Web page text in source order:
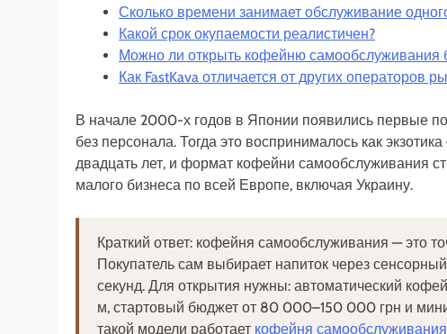
Сколько времени занимает обслуживание
Какой срок окупаемости реалистичен?
Можно ли открыть кофейню самообслуживания
Как FastKava отличается от других операторов
В начале 2000-х годов в Японии появились первые
без персонала. Тогда это воспринималось как
двадцать лет, и формат кофейни самообслуживания
малого бизнеса по всей Европе, включая Украину.
Краткий ответ: кофейня самообслуживания — это
Покупатель сам выбирает напиток через
секунд. Для открытия нужны: автоматический
м, стартовый бюджет от 80 000–150 000 грн и
такой модели работает кофейня самообслуживания